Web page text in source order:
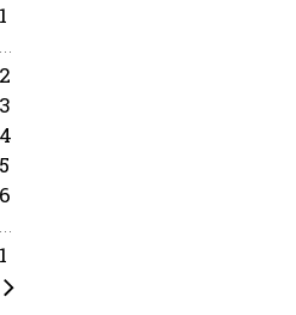
1
...
2
3
4
5
6
...
1